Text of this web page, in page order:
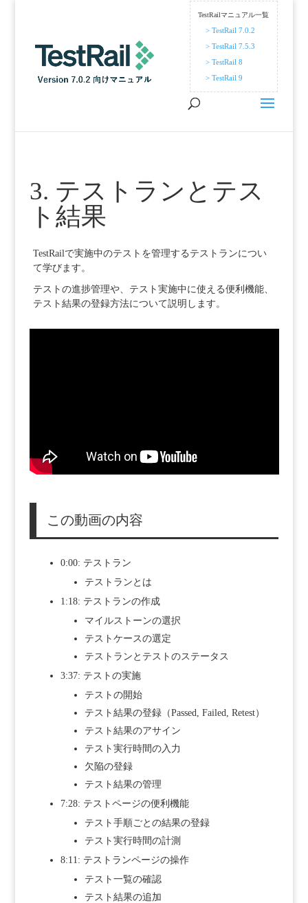
TestRailマニュアル一覧
> TestRail 7.0.2
> TestRail 7.5.3
> TestRail 8
> TestRail 9
3. テストランとテス
ト結果
TestRailで実施中のテストを管理するテストランについ
て学びます。
テストの進捗管理や、テスト実施中に使える便利機能、
テスト結果の登録方法について説明します。
この動画の内容
0:00: テストラン
テストランとは
1:18: テストランの作成
マイルストーンの選択
テストケースの選定
テストランとテストのステータス
3:37: テストの実施
テストの開始
テスト結果の登録（Passed, Failed, Retest）
テスト結果のアサイン
テスト実行時間の入力
欠陥の登録
テスト結果の管理
7:28: テストページの便利機能
テスト手順ごとの結果の登録
テスト実行時間の計測
8:11: テストランページの操作
テスト一覧の確認
テスト結果の追加